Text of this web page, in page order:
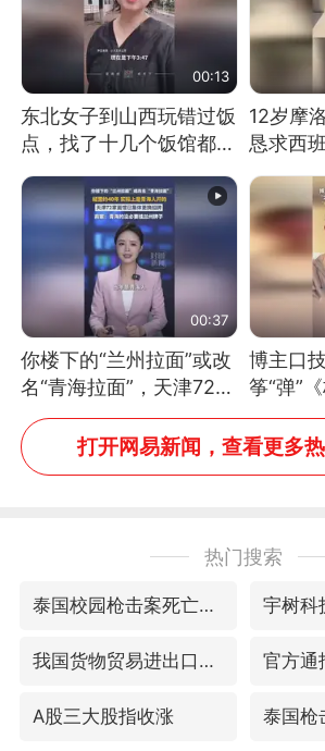
00:13
东北女子到山西玩错过饭
点，找了十几个饭馆都没
12岁摩
恳求西
00:37
你楼下的“兰州拉面”或改
名“青海拉面”，天津72家
面馆已集体更换招牌
博主口
筝“弹”
像了～
吗？”“
不带古
打开网易新闻，查看更多
热门搜索
泰国校园枪击案死亡人数升至7人
我国货物贸易进出口超30万亿元
A股三大股指收涨